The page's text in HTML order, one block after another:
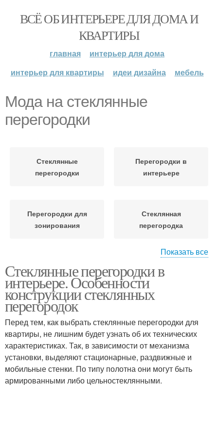
ВСЁ ОБ ИНТЕРЬЕРЕ ДЛЯ ДОМА И
КВАРТИРЫ
главная
интерьер для дома
интерьер для квартиры
идеи дизайна мебель
Мода на стеклянные
перегородки
Стеклянные
перегородки
Перегородки в
интерьере
Перегородки для
зонирования
Стеклянная
перегородка
Перегородка в спальне
квартире
Перегородка с дверью Перегородки из стекла
Показать все
Стеклянные перегородки в
интерьере. Особенности
конструкции стеклянных
перегородок
Перед тем, как выбрать стеклянные перегородки для
квартиры, не лишним будет узнать об их технических
характеристиках. Так, в зависимости от механизма
установки, выделяют стационарные, раздвижные и
мобильные стенки. По типу полотна они могут быть
армированными либо цельностеклянными.